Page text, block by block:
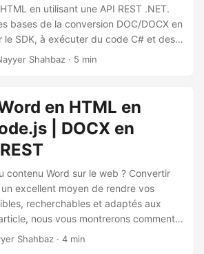
en utilisant une API REST .NET.
bases de la conversion DOC/DOCX en
le SDK, à exécuter du code C# et des
des pages web propres et
Shahbaz · 5 min
en HTML en
| DOCX en
contenu Word sur le web ? Convertir
excellent moyen de rendre vos
recherchables et adaptés aux
nous vous montrerons comment
Cloud pour Node.js pour
Shahbaz · 4 min